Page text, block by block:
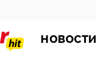
НОВОСТИ